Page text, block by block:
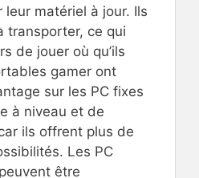
matériel à jour. Ils
transporter, ce qui
de jouer où qu’ils
gamer ont
sur les PC fixes
à niveau et de
ils offrent plus de
Les PC
être